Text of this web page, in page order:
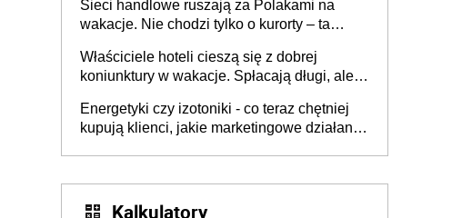
Sieci handlowe ruszają za Polakami na
wakacje. Nie chodzi tylko o kurorty – ta
tam, gdzie wielu spędzi urlop po cichu
Właściciele hoteli cieszą się z dobrej
koniunktury w wakacje. Spłacają długi, ale
Energetyki czy izotoniki - co teraz chętniej
kupują klienci, jakie marketingowe działania
Kalkulatory